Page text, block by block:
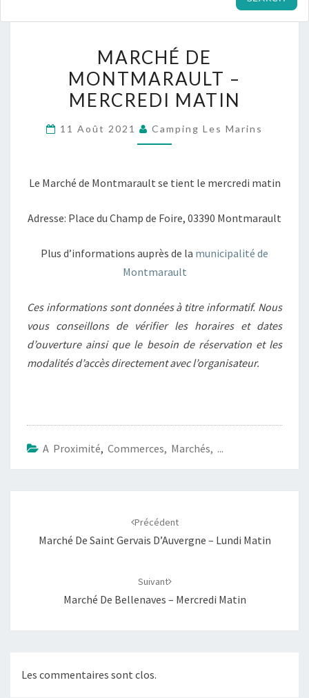
DE
MONTMARAULT
–
MATIN
MARCHÉ DE
MONTMARAULT –
MERCREDI MATIN
11 Août 2021 Camping Les Marins
Le Marché de Montmarault se tient le mercredi matin
Adresse: Place du Champ de Foire, 03390 Montmarault
Plus d’informations auprès de la municipalité de
Montmarault
Ces informations sont données à titre informatif. Nous
vous conseillons de vérifier les horaires et dates
d’ouverture ainsi que le besoin de réservation et les
modalités d’accès directement avec l’organisateur.
A Proximité, Commerces, Marchés, ...
Précédent
Marché De Saint Gervais D’Auvergne – Lundi Matin
Suivant
Marché De Bellenaves – Mercredi Matin
Les commentaires sont clos.